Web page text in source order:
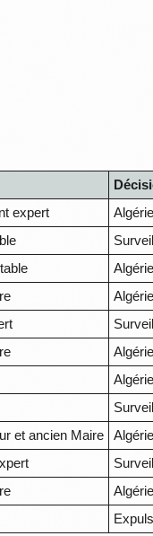
expert
et ancien Maire